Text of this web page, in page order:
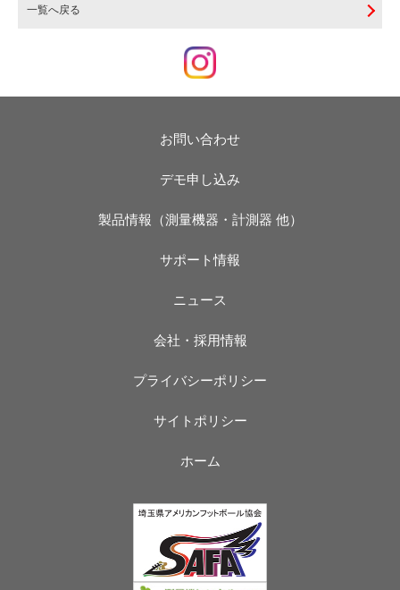
一覧へ戻る
お問い合わせ
デモ申し込み
製品情報（測量機器・計測器 他）
サポート情報
ニュース
会社・採用情報
プライバシーポリシー
サイトポリシー
ホーム